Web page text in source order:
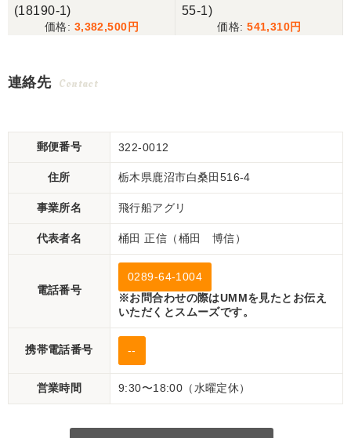
(18190-1)
3,382,500
55-1)
541,310
連絡先 Contact
郵便番号 322-0012
住所 栃木県鹿沼市白桑田516-4
事業所名 飛行船アグリ
代表者名 桶田 正信（桶田 博信）
電話番号
0289-64-1004
※お問合わせの際はUMMを見たとお伝え
いただくとスムーズです。
携帯電話番号 --
営業時間 9:30〜18:00（水曜定休）